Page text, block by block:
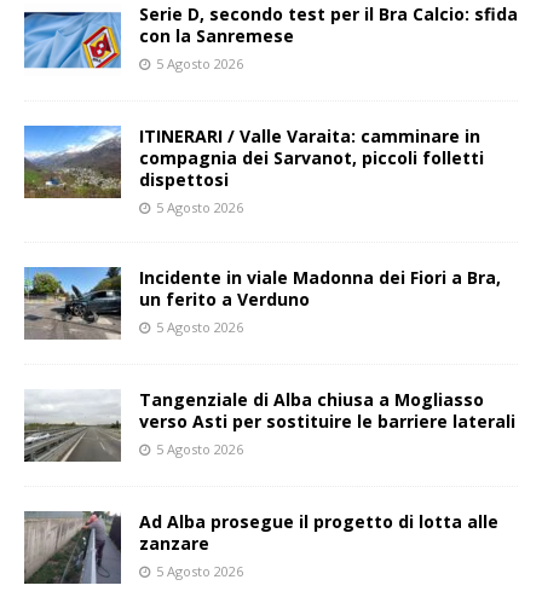
Serie D, secondo test per il Bra Calcio: sfida
con la Sanremese
5 Agosto 2026
ITINERARI / Valle Varaita: camminare in
compagnia dei Sarvanot, piccoli folletti
dispettosi
5 Agosto 2026
Incidente in viale Madonna dei Fiori a Bra,
un ferito a Verduno
5 Agosto 2026
Tangenziale di Alba chiusa a Mogliasso
verso Asti per sostituire le barriere laterali
5 Agosto 2026
Ad Alba prosegue il progetto di lotta alle
zanzare
5 Agosto 2026